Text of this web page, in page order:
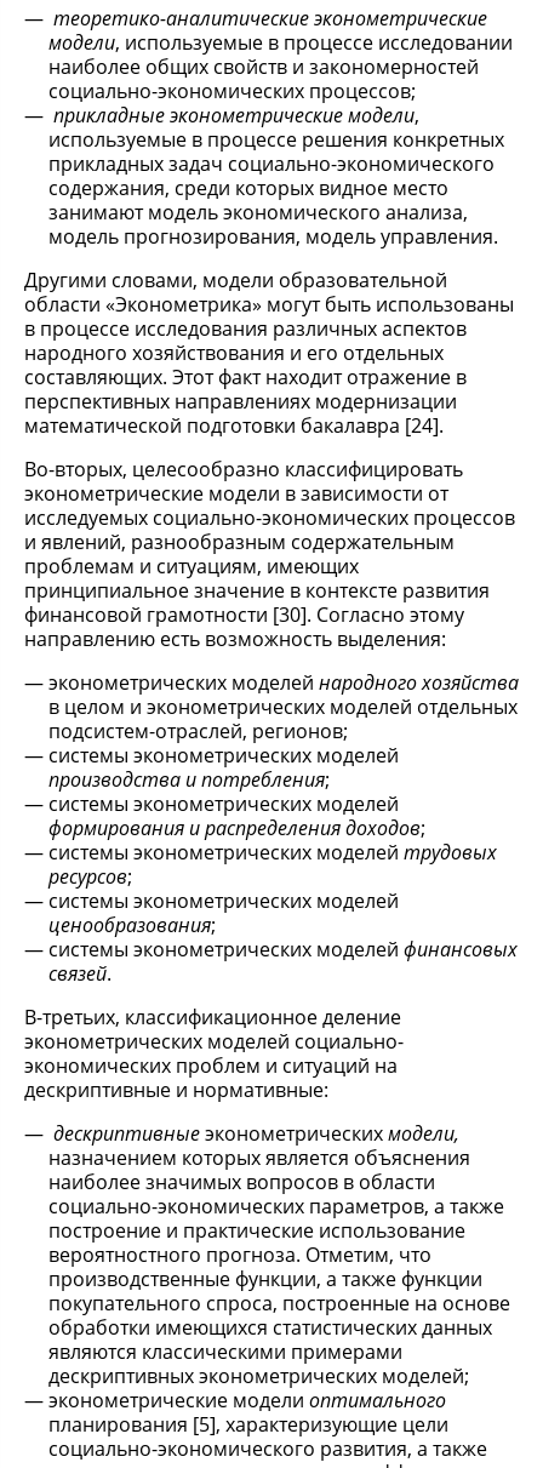
теоретико-аналитические эконометрические
модели, используемые в процессе исследовании
наиболее общих свойств и закономерностей
социально-экономических процессов;
прикладные эконометрические модели,
используемые в процессе решения конкретных
прикладных задач социально-экономического
содержания, среди которых видное место
занимают модель экономического анализа,
модель прогнозирования, модель управления.
Другими словами, модели образовательной
области «Эконометрика» могут быть использованы
в процессе исследования различных аспектов
народного хозяйствования и его отдельных
составляющих. Этот факт находит отражение в
перспективных направлениях модернизации
математической подготовки бакалавра [24].
Во-вторых, целесообразно классифицировать
эконометрические модели в зависимости от
исследуемых социально-экономических процессов
и явлений, разнообразным содержательным
проблемам и ситуациям, имеющих
принципиальное значение в контексте развития
финансовой грамотности [30]. Согласно этому
направлению есть возможность выделения:
эконометрических моделей народного хозяйства
в целом и эконометрических моделей отдельных
подсистем-отраслей, регионов;
системы эконометрических моделей
производства и потребления;
системы эконометрических моделей
формирования и распределения доходов;
системы эконометрических моделей трудовых
ресурсов;
системы эконометрических моделей
ценообразования;
системы эконометрических моделей финансовых
связей.
В-третьих, классификационное деление
эконометрических моделей социально-
экономических проблем и ситуаций на
дескриптивные и нормативные:
дескриптивныеэконометрическихмодели,
назначением которых является объяснения
наиболее значимых вопросов в области
социально-экономических параметров, а также
построение и практические использование
вероятностного прогноза. Отметим, что
производственные функции, а также функции
покупательного спроса, построенные на основе
обработки имеющихся статистических данных
являются классическими примерами
дескриптивных эконометрических моделей;
эконометрические модели оптимального
планирования [5], характеризующие цели
социально-экономического развития, а также